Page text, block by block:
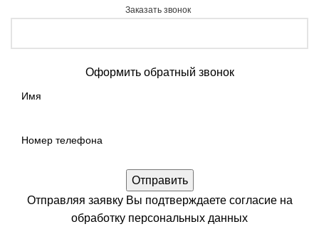
Заказать звонок
Оформить обратный звонок
Отправляя заявку Вы подтверждаете согласие на
обработку персональных данных